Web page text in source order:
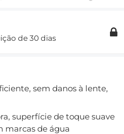
de 30 dias
sem danos à lente,
superfície de toque suave
marcas de água